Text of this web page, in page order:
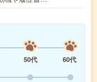
50代
60代